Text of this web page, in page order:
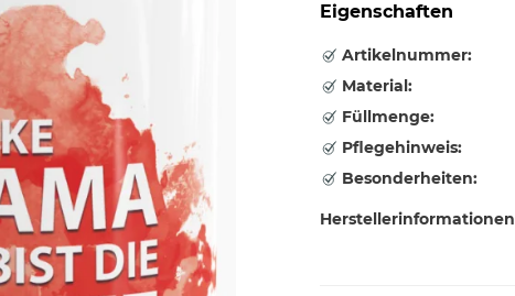
Eigenschaften
Artikelnummer:
Material:
Füllmenge:
Pflegehinweis:
Besonderheiten:
Herstellerinformationen